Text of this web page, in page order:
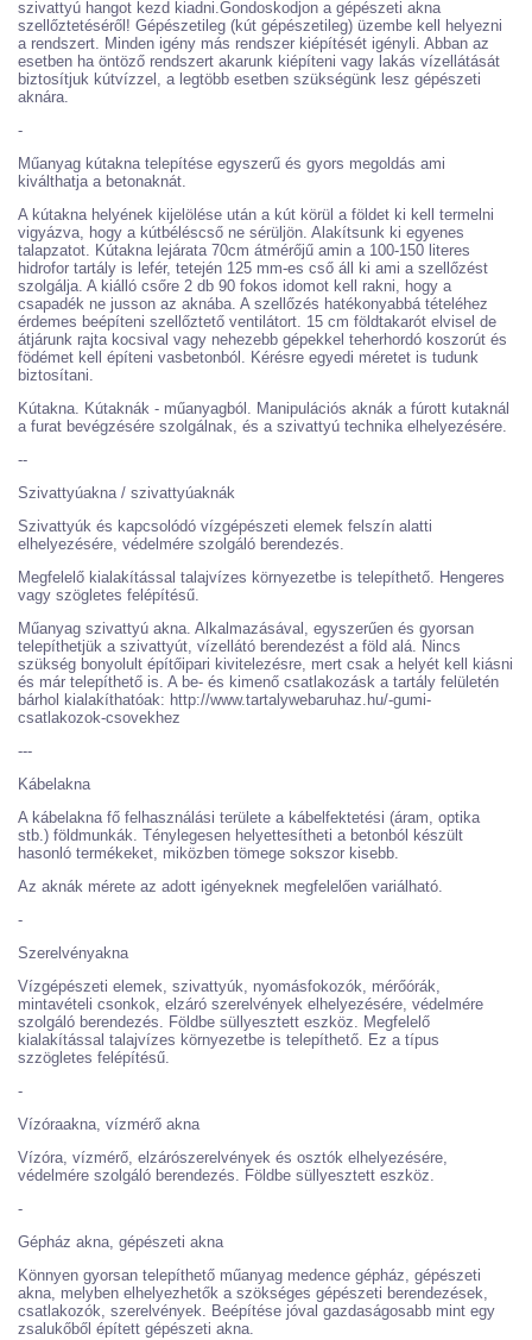
szivattyú hangot kezd kiadni.Gondoskodjon a gépészeti akna
szellőztetéséről! Gépészetileg (kút gépészetileg) üzembe kell helyezni
a rendszert. Minden igény más rendszer kiépítését igényli. Abban az
esetben ha öntöző rendszert akarunk kiépíteni vagy lakás vízellátását
biztosítjuk kútvízzel, a legtöbb esetben szükségünk lesz gépészeti
aknára.
-
Műanyag kútakna telepítése egyszerű és gyors megoldás ami
kiválthatja a betonaknát.
A kútakna helyének kijelölése után a kút körül a földet ki kell termelni
vigyázva, hogy a kútbéléscső ne sérüljön. Alakítsunk ki egyenes
talapzatot. Kútakna lejárata 70cm átmérőjű amin a 100-150 literes
hidrofor tartály is lefér, tetején 125 mm-es cső áll ki ami a szellőzést
szolgálja. A kiálló csőre 2 db 90 fokos idomot kell rakni, hogy a
csapadék ne jusson az aknába. A szellőzés hatékonyabbá tételéhez
érdemes beépíteni szellőztető ventilátort. 15 cm földtakarót elvisel de
átjárunk rajta kocsival vagy nehezebb gépekkel teherhordó koszorút és
födémet kell építeni vasbetonból. Kérésre egyedi méretet is tudunk
biztosítani.
Kútakna. Kútaknák - műanyagból. Manipulációs aknák a fúrott kutaknál
a furat bevégzésére szolgálnak, és a szivattyú technika elhelyezésére.
--
Szivattyúakna / szivattyúaknák
Szivattyúk és kapcsolódó vízgépészeti elemek felszín alatti
elhelyezésére, védelmére szolgáló berendezés.
Megfelelő kialakítással talajvízes környezetbe is telepíthető. Hengeres
vagy szögletes felépítésű.
Műanyag szivattyú akna. Alkalmazásával, egyszerűen és gyorsan
telepíthetjük a szivattyút, vízellátó berendezést a föld alá. Nincs
szükség bonyolult építőipari kivitelezésre, mert csak a helyét kell kiásni
és már telepíthető is. A be- és kimenő csatlakozásk a tartály felületén
bárhol kialakíthatóak: http://www.tartalywebaruhaz.hu/-gumi-
csatlakozok-csovekhez
---
Kábelakna
A kábelakna fő felhasználási területe a kábelfektetési (áram, optika
stb.) földmunkák. Ténylegesen helyettesítheti a betonból készült
hasonló termékeket, miközben tömege sokszor kisebb.
Az aknák mérete az adott igényeknek megfelelően variálható.
-
Szerelvényakna
Vízgépészeti elemek, szivattyúk, nyomásfokozók, mérőórák,
mintavételi csonkok, elzáró szerelvények elhelyezésére, védelmére
szolgáló berendezés. Földbe süllyesztett eszköz. Megfelelő
kialakítással talajvízes környezetbe is telepíthető. Ez a típus
szzögletes felépítésű.
-
Vízóraakna, vízmérő akna
Vízóra, vízmérő, elzárószerelvények és osztók elhelyezésére,
védelmére szolgáló berendezés. Földbe süllyesztett eszköz.
-
Gépház akna, gépészeti akna
Könnyen gyorsan telepíthető műanyag medence gépház, gépészeti
akna, melyben elhelyezhetők a szökséges gépészeti berendezések,
csatlakozók, szerelvények. Beépítése jóval gazdaságosabb mint egy
zsalukőből épített gépészeti akna.